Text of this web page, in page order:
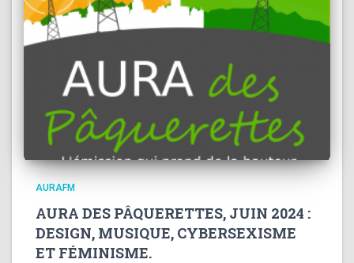
AURAFM
AURA DES PÂQUERETTES, JUIN 2024 :
DESIGN, MUSIQUE, CYBERSEXISME
ET FÉMINISME.